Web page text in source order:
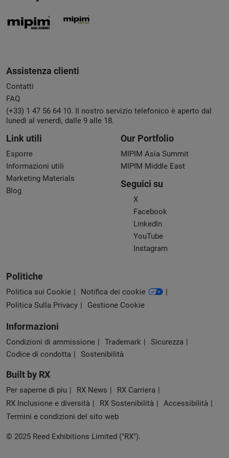
Assistenza clienti
Contatti
FAQ
(+33) 1 47 56 64 10. Il nostro servizio telefonico è aperto dal
lunedì al venerdì, dalle 9 alle 18.
Link utili
Esporre
Informazioni utili
Marketing Materials
Blog
Our Portfolio
MIPIM Asia Summit
MIPIM Middle East
Seguici su
X
Facebook
LinkedIn
YouTube
Instagram
Politiche
Politica sui Cookie
Notifica dei cookie
Politica Sulla Privacy
Gestione Cookie
Informazioni
Condizioni di ammissione Trademark
Sicurezza
Codice di condotta
Sostenibilità
Built by RX
Per saperne di piu RX News
RX Carriera
RX Inclusione e diversità
RX Sostenibilità
Accessibilità
Termini e condizioni del sito web
© 2025 Reed Exhibitions Limited ("RX").